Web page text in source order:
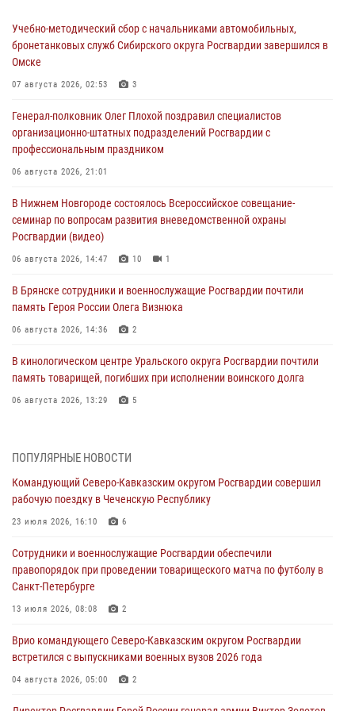
Учебно-методический сбор с начальниками автомобильных,
бронетанковых служб Сибирского округа Росгвардии завершился в
Омске
07 августа 2026, 02:53 3
Генерал-полковник Олег Плохой поздравил специалистов
организационно-штатных подразделений Росгвардии с
профессиональным праздником
06 августа 2026, 21:01
В Нижнем Новгороде состоялось Всероссийское совещание-
семинар по вопросам развития вневедомственной охраны
Росгвардии (видео)
06 августа 2026, 14:47 10 1
В Брянске сотрудники и военнослужащие Росгвардии почтили
память Героя России Олега Визнюка
06 августа 2026, 14:36 2
В кинологическом центре Уральского округа Росгвардии почтили
память товарищей, погибших при исполнении воинского долга
06 августа 2026, 13:29 5
Росгвардейцы задержали мужчину, открывшего стрельбу в
Подмосковье (видео)
Росгвардейцы провели выставку вооружения для участников сбора
«Гвардеец» в Пензе (видео)
06 августа 2026, 12:00
В Курске росгвардейцы приняли участие в митинге, посвященном
второй годовщине вторжения ВСУ на территорию области
06 августа 2026, 11:56 4
ПОПУЛЯРНЫЕ НОВОСТИ
Командующий Северо-Кавказским округом Росгвардии совершил
рабочую поездку в Чеченскую Республику
23 июля 2026, 16:10 6
Сотрудники и военнослужащие Росгвардии обеспечили
правопорядок при проведении товарищеского матча по футболу в
Санкт-Петербурге
13 июля 2026, 08:08 2
Врио командующего Северо-Кавказским округом Росгвардии
встретился с выпускниками военных вузов 2026 года
04 августа 2026, 05:00 2